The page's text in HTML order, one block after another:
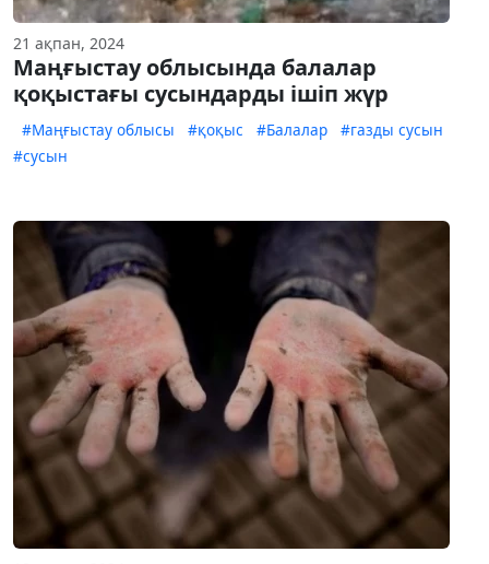
21 ақпан, 2024
Маңғыстау облысында балалар
қоқыстағы сусындарды ішіп жүр
#Маңғыстау облысы #қоқыс #Балалар
#газды сусын
#сусын